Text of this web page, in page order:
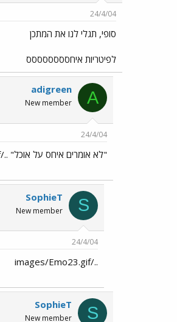
24/4/04
סופי, תגלי לנו את המתכן
לפיטריות איחסססססססס
A
adigreen
New member
24/4/04
"לא אומרים איחס על אוכל" ../images/Emo99.gif
S
SophieT
New member
24/4/04
../images/Emo23.gif
S
SophieT
New member